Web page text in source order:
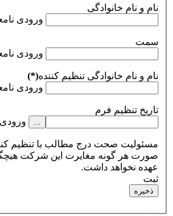
نام و نام خانوادگی
ورودی
سمت
ورودی
نام و نام خانوادگی تنظيم کننده(*)
ورودی
تاریخ تنظیم فرم
ورودی
مسئولیت صحت درج مطالب با تنظیم
صورت هر گونه مغایرت این شرکت
عهده نخواهد داشت.
ثبت
ذخیره